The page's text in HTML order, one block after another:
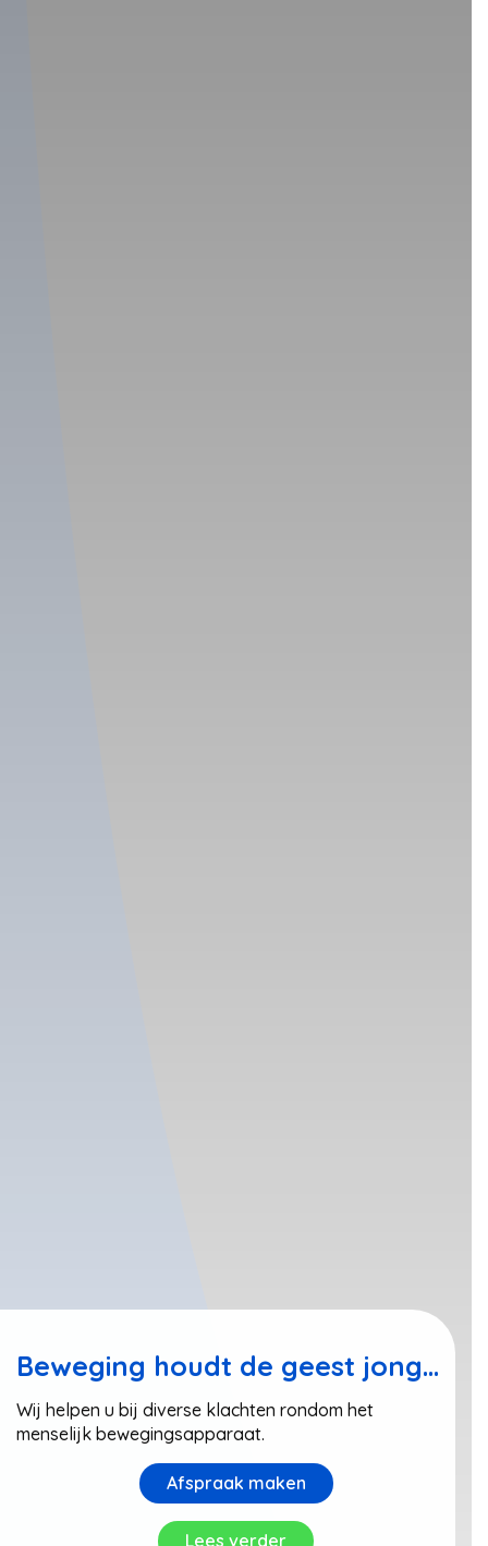
Beweging houdt de geest jong...
Wij helpen u bij diverse klachten rondom het
menselijk bewegingsapparaat.
Afspraak maken
Lees verder